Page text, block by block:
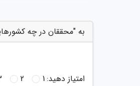
به "محققان در چه
امتیاز دهید:1
2